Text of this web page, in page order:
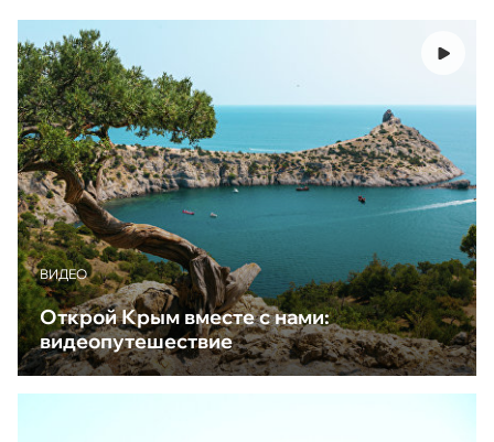
ВИДЕО
Открой Крым вместе с нами:
видеопутешествие